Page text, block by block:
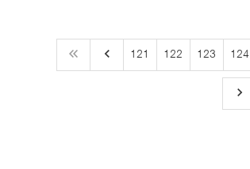
keyboard_arrow_left 121 122 123 124
keyboard_arrow_right